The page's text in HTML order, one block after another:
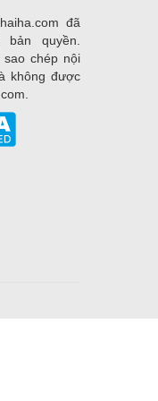
đã
quyền.
chép nội
không được